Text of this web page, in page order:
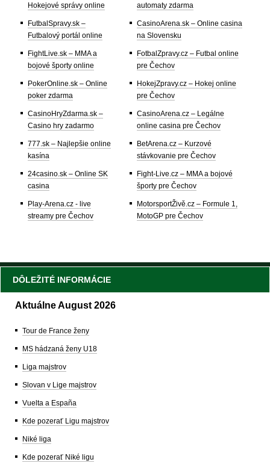
Hokejové správy online
FutbalSpravy.sk –
Futbalový portál online
FightLive.sk – MMA a
bojové športy online
PokerOnline.sk – Online
poker zdarma
CasinoHryZdarma.sk –
Casino hry zadarmo
777.sk – Najlepšie online
kasína
24casino.sk – Online SK
casina
Play-Arena.cz - live
streamy pre Čechov
automaty zdarma
CasinoArena.sk – Online casina
na Slovensku
FotbalZpravy.cz – Futbal online
pre Čechov
HokejZpravy.cz – Hokej online
pre Čechov
CasinoArena.cz – Legálne
online casina pre Čechov
BetArena.cz – Kurzové
stávkovanie pre Čechov
Fight-Live.cz – MMA a bojové
športy pre Čechov
MotorsportŽivě.cz – Formule 1,
MotoGP pre Čechov
DÔLEŽITÉ INFORMÁCIE
Aktuálne August 2026
Tour de France ženy
MS hádzaná ženy U18
Liga majstrov
Slovan v Lige majstrov
Vuelta a España
Kde pozerať Ligu majstrov
Niké liga
Kde pozerať Niké ligu